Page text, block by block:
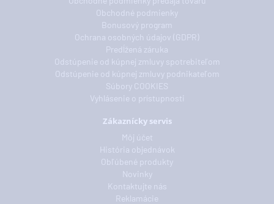
Obchodné podmienky
Bonusový program
Ochrana osobných údajov (GDPR)
Predĺžená záruka
Odstúpenie od kúpnej zmluvy spotrebiteľom
Odstúpenie od kúpnej zmluvy podnikateľom
Súbory COOKIES
Vyhlásenie o prístupnosti
Zákaznícky servis
Môj účet
História objednávok
Obľúbené produkty
Novinky
Kontaktujte nás
Reklamácie